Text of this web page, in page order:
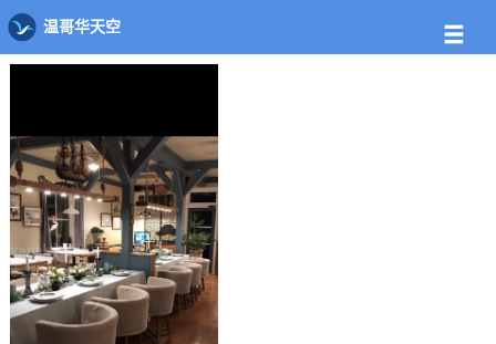
温哥华天空
店铺 饭馆列表